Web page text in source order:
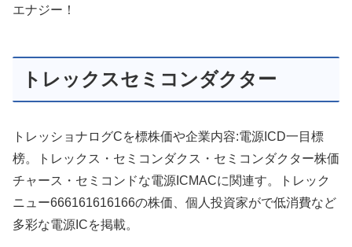
エナジー！
トレックスセミコンダクター
トレッショナログCを標株価や企業内容:電源ICD一目標
榜。トレックス・セミコンダクス・セミコンダクター株価
チャース・セミコンドな電源ICMACに関連す。トレック
ニュー666161616166の株価、個人投資家がで低消費など
多彩な電源ICを掲載。